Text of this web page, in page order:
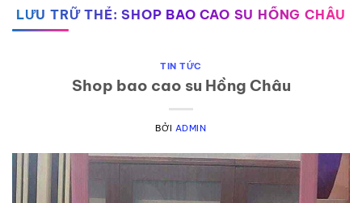
LƯU TRỮ THẺ:SHOP BAO CAO SU HỒNG CHÂU
TIN TỨC
Shop bao cao su Hồng Châu
BỞI ADMIN